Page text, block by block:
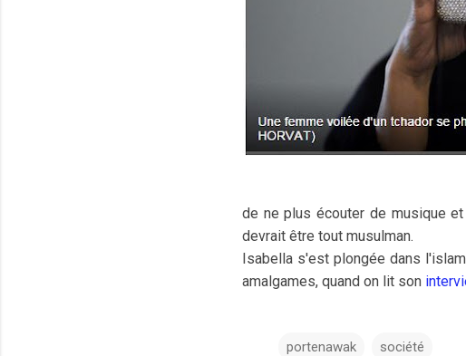
de ne plus écouter de musique
devrait être tout musulman.
Isabella s'est plongée dans
amalgames, quand on lit son
portenawak société